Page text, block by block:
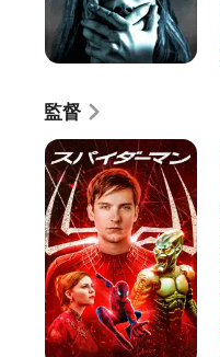
監督
ス
パ
イ
ダ
ー
マ
ン